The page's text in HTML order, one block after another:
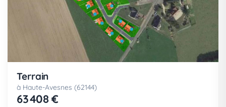
Terrain
à Haute-Avesnes (62144)
63 408 €